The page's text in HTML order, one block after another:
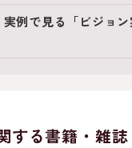
例で見る「ビジョ
する書籍・雑誌